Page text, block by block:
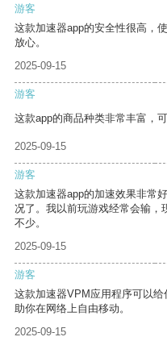
游客
这款加速器app的安全性很高，
放心。
2025-09-15
游客
这款app的商品种类非常丰富，
2025-09-15
游客
这款加速器app的加速效果非常
况了。我以前玩游戏经常会输，
不少。
2025-09-15
游客
这款加速器VPM应用程序可以
助你在网络上自由移动。
2025-09-15